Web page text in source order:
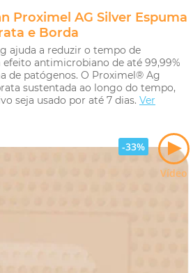
Proximel AG Silver Espuma
e Borda
ajuda a reduzir o tempo de
antimicrobiano de até 99,99%
de patógenos. O Proximel® Ag
sustentada ao longo do tempo,
seja usado por até 7 dias. Ver
-33%
Vídeo